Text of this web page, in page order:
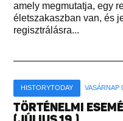
amely megmutatja, egy
életszakaszban van, és
regisztrálásra...
HISTORYTODAY VASÁRNAP
TÖRTÉNELMI